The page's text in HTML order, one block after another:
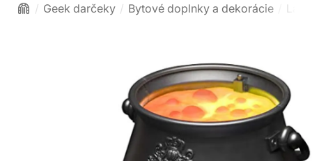
Geek darčeky Bytové doplnky a dekorácie